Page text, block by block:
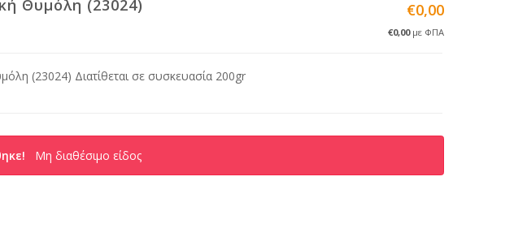
Θυμόλη (23024) €0,00
€0,00με ΦΠΑ
(23024) Διατίθεται σε συσκευασία 200gr
Μη διαθέσιμο είδος